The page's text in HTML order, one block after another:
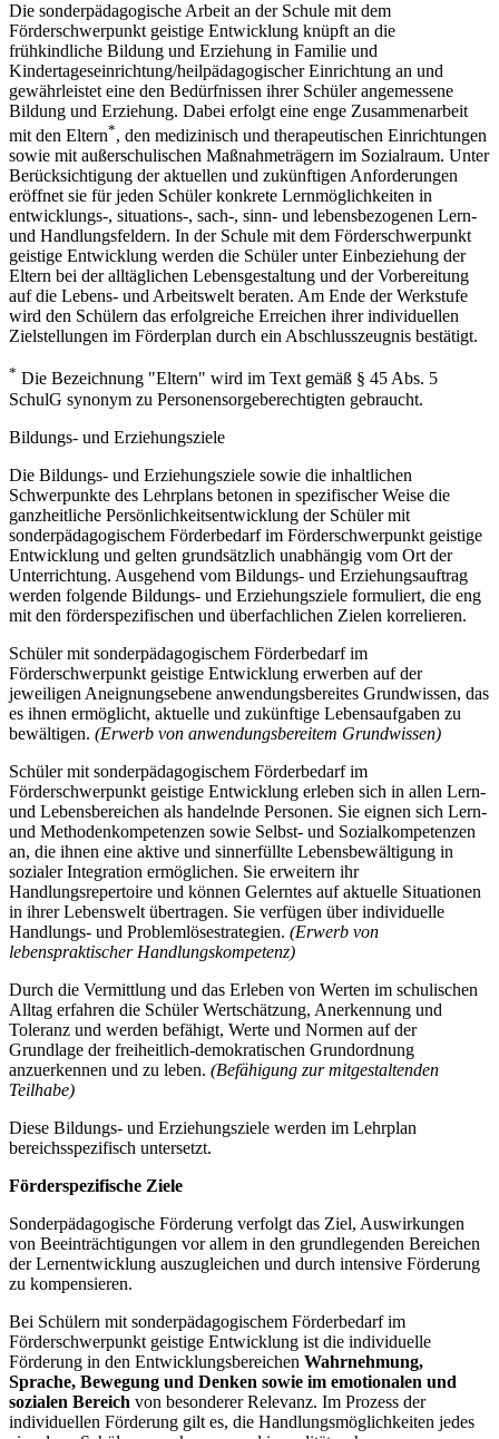
Die sonderpädagogische Arbeit an der Schule mit dem
Förderschwerpunkt geistige Entwicklung knüpft an die
frühkindliche Bildung und Erziehung in Familie und
Kindertageseinrichtung/heilpädagogischer Einrichtung an und
gewährleistet eine den Bedürfnissen ihrer Schüler angemessene
Bildung und Erziehung. Dabei erfolgt eine enge Zusammenarbeit
mit den Eltern*, den medizinisch und therapeutischen Einrichtungen
sowie mit außerschulischen Maßnahmeträgern im Sozialraum. Unter
Berücksichtigung der aktuellen und zukünftigen Anforderungen
eröffnet sie für jeden Schüler konkrete Lernmöglichkeiten in
entwicklungs-, situations-, sach-, sinn- und lebensbezogenen Lern-
und Handlungsfeldern. In der Schule mit dem Förderschwerpunkt
geistige Entwicklung werden die Schüler unter Einbeziehung der
Eltern bei der alltäglichen Lebensgestaltung und der Vorbereitung
auf die Lebens- und Arbeitswelt beraten. Am Ende der Werkstufe
wird den Schülern das erfolgreiche Erreichen ihrer individuellen
Zielstellungen im Förderplan durch ein Abschlusszeugnis bestätigt.
* Die Bezeichnung "Eltern" wird im Text gemäß § 45 Abs. 5
SchulG synonym zu Personensorgeberechtigten gebraucht.
Bildungs- und Erziehungsziele
Die Bildungs- und Erziehungsziele sowie die inhaltlichen
Schwerpunkte des Lehrplans betonen in spezifischer Weise die
ganzheitliche Persönlichkeitsentwicklung der Schüler mit
sonderpädagogischem Förderbedarf im Förderschwerpunkt geistige
Entwicklung und gelten grundsätzlich unabhängig vom Ort der
Unterrichtung. Ausgehend vom Bildungs- und Erziehungsauftrag
werden folgende Bildungs- und Erziehungsziele formuliert, die eng
mit den förderspezifischen und überfachlichen Zielen korrelieren.
Schüler mit sonderpädagogischem Förderbedarf im
Förderschwerpunkt geistige Entwicklung erwerben auf der
jeweiligen Aneignungsebene anwendungsbereites Grundwissen, das
es ihnen ermöglicht, aktuelle und zukünftige Lebensaufgaben zu
bewältigen. (Erwerb von anwendungsbereitem Grundwissen)
Schüler mit sonderpädagogischem Förderbedarf im
Förderschwerpunkt geistige Entwicklung erleben sich in allen Lern-
und Lebensbereichen als handelnde Personen. Sie eignen sich Lern-
und Methodenkompetenzen sowie Selbst- und Sozialkompetenzen
an, die ihnen eine aktive und sinnerfüllte Lebensbewältigung in
sozialer Integration ermöglichen. Sie erweitern ihr
Handlungsrepertoire und können Gelerntes auf aktuelle Situationen
in ihrer Lebenswelt übertragen. Sie verfügen über individuelle
Handlungs- und Problemlösestrategien. (Erwerb von
lebenspraktischer Handlungskompetenz)
Durch die Vermittlung und das Erleben von Werten im schulischen
Alltag erfahren die Schüler Wertschätzung, Anerkennung und
Toleranz und werden befähigt, Werte und Normen auf der
Grundlage der freiheitlich-demokratischen Grundordnung
anzuerkennen und zu leben. (Befähigung zur mitgestaltenden
Teilhabe)
Diese Bildungs- und Erziehungsziele werden im Lehrplan
bereichsspezifisch untersetzt.
Förderspezifische Ziele
Sonderpädagogische Förderung verfolgt das Ziel, Auswirkungen
von Beeinträchtigungen vor allem in den grundlegenden Bereichen
der Lernentwicklung auszugleichen und durch intensive Förderung
zu kompensieren.
Bei Schülern mit sonderpädagogischem Förderbedarf im
Förderschwerpunkt geistige Entwicklung ist die individuelle
Förderung in den Entwicklungsbereichen Wahrnehmung,
Sprache, Bewegung und Denken sowie im emotionalen und
sozialen Bereich von besonderer Relevanz. Im Prozess der
individuellen Förderung gilt es, die Handlungsmöglichkeiten jedes